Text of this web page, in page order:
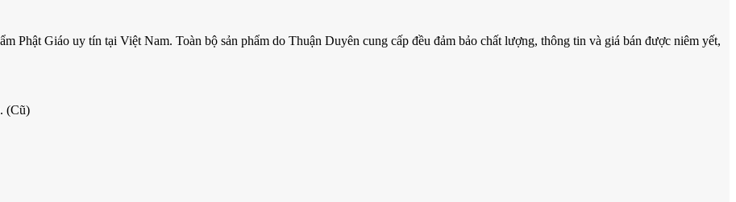
Phật Giáo uy tín tại Việt Nam. Toàn bộ sản phẩm do Thuận Duyên cung cấp đều đảm bảo chất lượng, thông tin và giá bán được niêm yết,
(Cũ)